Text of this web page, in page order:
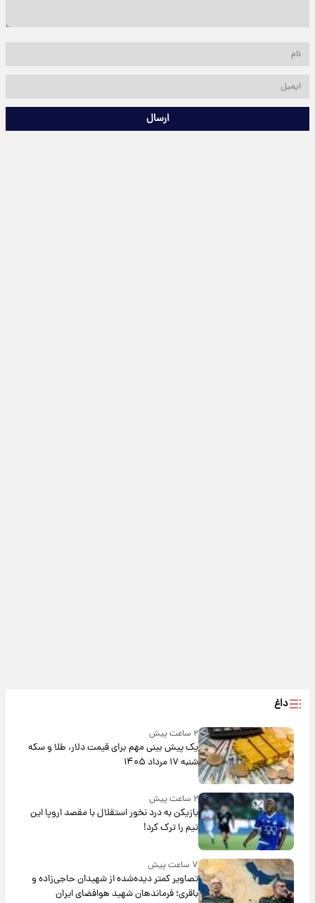
ارسال
داغ
۲ ساعت پیش
یک پیش ‌بینی مهم برای قیمت دلار، طلا و سکه
شنبه ۱۷ مرداد ۱۴۰۵
۲ ساعت پیش
بازیکن به درد نخور استقلال با مقصد اروپا این
تیم را ترک کرد!
۷ ساعت پیش
تصاویر کمتر دیده‌شده از شهیدان حاجی‌زاده و
باقری؛ فرماندهان شهید هوافضای ایران